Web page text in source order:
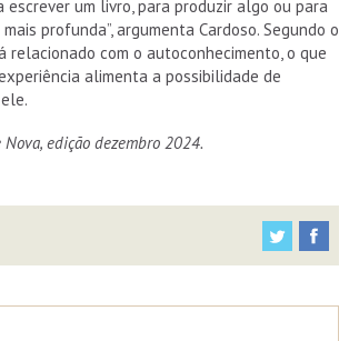
um livro, para produzir algo ou para
profunda”, argumenta Cardoso. Segundo o
com o autoconhecimento, o que
alimenta a possibilidade de
edição dezembro 2024.